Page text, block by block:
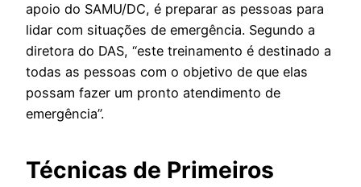
apoio do SAMU/DC, é preparar as pessoas para
lidar com situações de emergência. Segundo a
diretora do DAS, “este treinamento é destinado a
todas as pessoas com o objetivo de que elas
possam fazer um pronto atendimento de
emergência”.
Técnicas de Primeiros